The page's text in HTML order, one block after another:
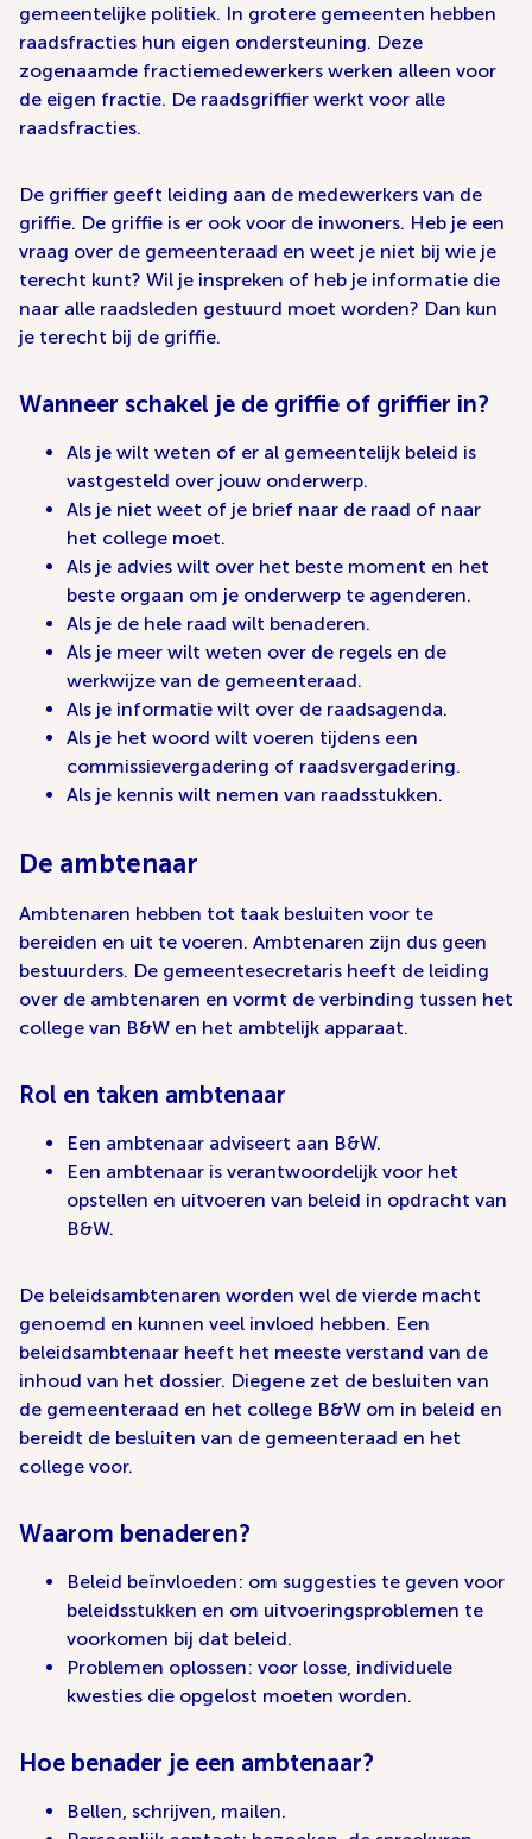
gemeentelijke politiek. In grotere gemeenten hebben
raadsfracties hun eigen ondersteuning. Deze
zogenaamde fractiemedewerkers werken alleen voor
de eigen fractie. De raadsgriffier werkt voor alle
raadsfracties.
De griffier geeft leiding aan de medewerkers van de
griffie. De griffie is er ook voor de inwoners. Heb je een
vraag over de gemeenteraad en weet je niet bij wie je
terecht kunt? Wil je inspreken of heb je informatie die
naar alle raadsleden gestuurd moet worden? Dan kun
je terecht bij de griffie.
Wanneer schakel je de griffie of griffier in?
Als je wilt weten of er al gemeentelijk beleid is
vastgesteld over jouw onderwerp.
Als je niet weet of je brief naar de raad of naar
het college moet.
Als je advies wilt over het beste moment en het
beste orgaan om je onderwerp te agenderen.
Als je de hele raad wilt benaderen.
Als je meer wilt weten over de regels en de
werkwijze van de gemeenteraad.
Als je informatie wilt over de raadsagenda.
Als je het woord wilt voeren tijdens een
commissievergadering of raadsvergadering.
Als je kennis wilt nemen van raadsstukken.
De ambtenaar
Ambtenaren hebben tot taak besluiten voor te
bereiden en uit te voeren. Ambtenaren zijn dus geen
bestuurders. De gemeentesecretaris heeft de leiding
over de ambtenaren en vormt de verbinding tussen het
college van B&W en het ambtelijk apparaat.
Rol en taken ambtenaar
Een ambtenaar adviseert aan B&W.
Een ambtenaar is verantwoordelijk voor het
opstellen en uitvoeren van beleid in opdracht van
B&W.
De beleidsambtenaren worden wel de vierde macht
genoemd en kunnen veel invloed hebben. Een
beleidsambtenaar heeft het meeste verstand van de
inhoud van het dossier. Diegene zet de besluiten van
de gemeenteraad en het college B&W om in beleid en
bereidt de besluiten van de gemeenteraad en het
college voor.
Waarom benaderen?
Beleid beïnvloeden: om suggesties te geven voor
beleidsstukken en om uitvoeringsproblemen te
voorkomen bij dat beleid.
Problemen oplossen: voor losse, individuele
kwesties die opgelost moeten worden.
Hoe benader je een ambtenaar?
Bellen, schrijven, mailen.